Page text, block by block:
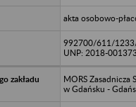
akta osobowo-
992700/611/1233/
UNP: 2018-
MORS Zasadnicza
w Gdańsku -